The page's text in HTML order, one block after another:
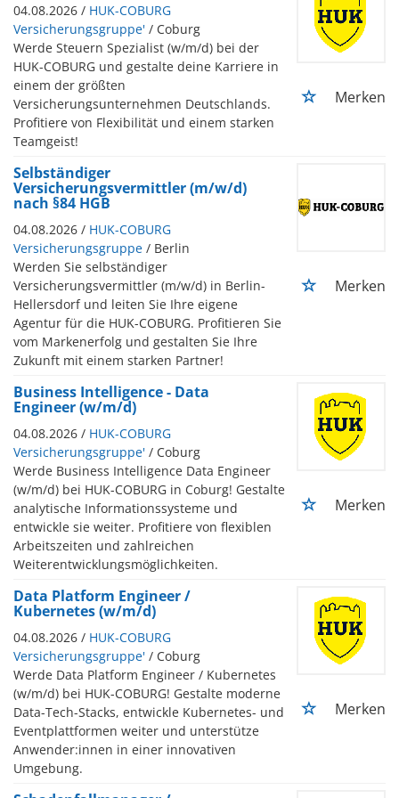
04.08.2026 / HUK-COBURG
Versicherungsgruppe' / Coburg
Werde Steuern Spezialist (w/m/d) bei der
HUK-COBURG und gestalte deine Karriere in
einem der größten
Versicherungsunternehmen Deutschlands.
Profitiere von Flexibilität und einem starken
Teamgeist!
Merken
Selbständiger
Versicherungsvermittler (m/w/d)
nach §84 HGB
04.08.2026 / HUK-COBURG
Versicherungsgruppe / Berlin
Werden Sie selbständiger
Versicherungsvermittler (m/w/d) in Berlin-
Hellersdorf und leiten Sie Ihre eigene
Agentur für die HUK-COBURG. Profitieren Sie
vom Markenerfolg und gestalten Sie Ihre
Zukunft mit einem starken Partner!
Merken
Business Intelligence - Data
Engineer (w/m/d)
04.08.2026 / HUK-COBURG
Versicherungsgruppe' / Coburg
Werde Business Intelligence Data Engineer
(w/m/d) bei HUK-COBURG in Coburg! Gestalte
analytische Informationssysteme und
entwickle sie weiter. Profitiere von flexiblen
Arbeitszeiten und zahlreichen
Weiterentwicklungsmöglichkeiten.
Merken
Data Platform Engineer /
Kubernetes (w/m/d)
04.08.2026 / HUK-COBURG
Versicherungsgruppe' / Coburg
Werde Data Platform Engineer / Kubernetes
(w/m/d) bei HUK-COBURG! Gestalte moderne
Data-Tech-Stacks, entwickle Kubernetes- und
Eventplattformen weiter und unterstütze
Anwender:innen in einer innovativen
Umgebung.
Merken